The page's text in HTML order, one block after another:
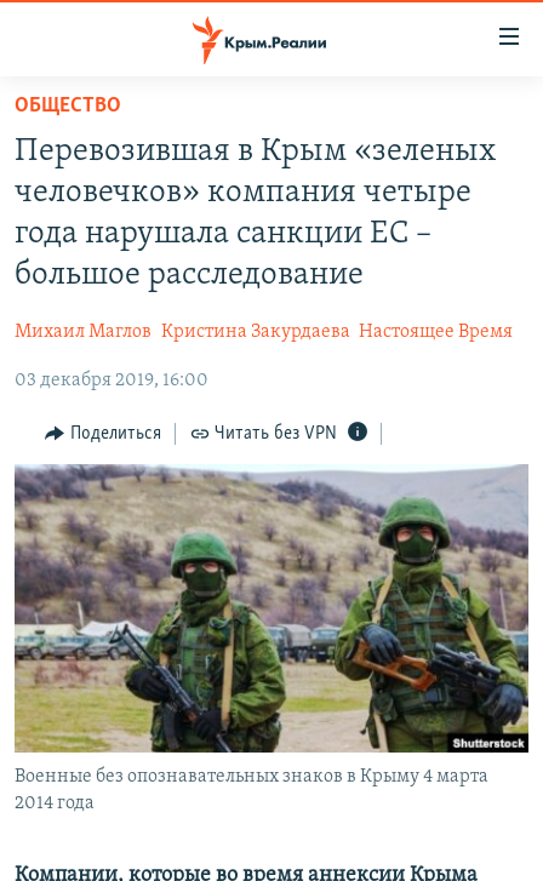
Вернуться
основному
содержанию
главной
Вернутся
СПЕЦПРОЕКТЫ
ИСТОРИЯ
ИНФОГРАФИКА
ТЕЛЕПРОЕКТ КРЫМ.РЕАЛИИ
СОВЕТЫ ПРАВОЗАЩИТНИКОВ
ПРОПАВШИЕ БЕЗ ВЕСТИ
ПОБЕДИТЕЛЕЙ НЕ СУДЯТ?
КРЫМ.НЕПОКОРЕННЫЙ
ELIFBE
УКРАИНСКАЯ ПРОБЛЕМА КРЫМА
РАДІО СВОБОДА
КАК ОБОЙТИ БЛОКИРОВКУ
Qırımtatar
ПРИСОЕДИНЯЙТЕСЬ!
Все сайты RFE/RL
ОБЩЕСТВО
Перевозившая в Крым «зеленых
человечков» компания четыре
года нарушала санкции ЕС –
большое расследование
Михаил Маглов Кристина Закурдаева Настоящее Время
03 декабря 2019, 16:00
Поделиться Читать без VPN
Военные без опознавательных знаков в Крыму 4 марта
2014 года
Компании, которые во время аннексии Крыма